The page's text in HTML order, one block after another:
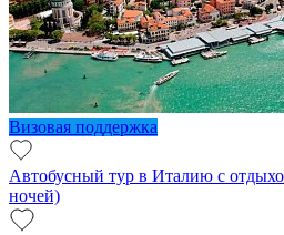
Визовая поддержка
Автобусный тур в Италию с
ночей)